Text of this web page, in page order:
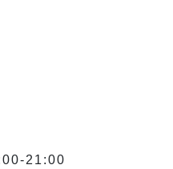
21:00